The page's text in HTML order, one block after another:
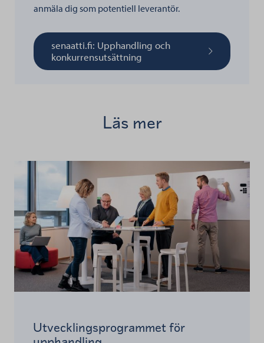
anmäla dig som potentiell leverantör.
senaatti.fi: Upphandling och
konkurrensutsättning
Läs mer
Utvecklingsprogrammet för